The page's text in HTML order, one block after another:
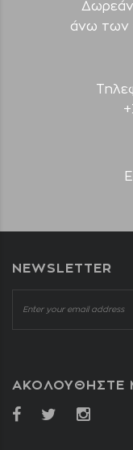
Δωρεάν
άνω των
NEWSLETTER
ΑΚΟΛΟΥΘΗΣΤΕ